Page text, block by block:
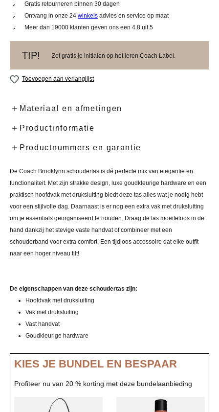
Gratis retourneren binnen 30 dagen
Ontvang in onze 24winkels advies en service op maat
Meer dan 19000 klanten geven ons een 4.8 uit 5
TIP! Zet gratis je initialen op het leren Coach Label.
Toevoegen aan verlanglijst
Materiaal en afmetingen
Productinformatie
Productnummers en garantie
De Coach Brooklynn schoudertas is dé perfecte mix van elegantie en
functionaliteit. Met zijn strakke design, luxe goudkleurige hardware en een
praktisch hoofdvak met druksluiting biedt deze tas alles wat je nodig hebt
voor een stijlvolle dag. Daarnaast is er nog een extra vak met druksluiting
om je essentials georganiseerd te houden. Draag de tas moeiteloos in de
hand dankzij het stevige vaste handvat of combineer met een
schouderband voor extra comfort. Een tijdloos accessoire dat elke outfit
naar een hoger niveau tilt!
De eigenschappen van deze schoudertas zijn:
Hoofdvak met druksluiting
Vak met druksluiting
Vast handvat
Goudkleurige hardware
KIES JE BUNDEL EN BESPAAR
Profiteer nu van 20 % korting met deze bundelaanbieding